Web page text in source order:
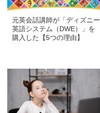
元英会話講師が「ディズニー
英語システム（DWE）」を
購入した【5つの理由】